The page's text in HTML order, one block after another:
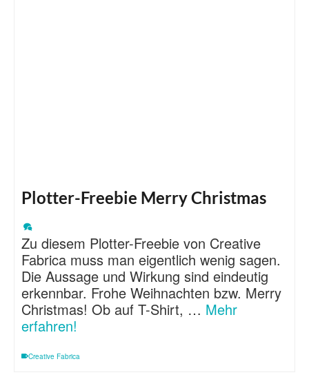
Plotter-Freebie Merry Christmas
Zu diesem Plotter-Freebie von Creative
Fabrica muss man eigentlich wenig sagen.
Die Aussage und Wirkung sind eindeutig
erkennbar. Frohe Weihnachten bzw. Merry
Christmas! Ob auf T-Shirt, … Mehr
erfahren!
Creative Fabrica